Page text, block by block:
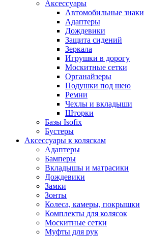
Аксессуары
Автомобильные знаки
Адаптеры
Дождевики
Защита сидений
Зеркала
Игрушки в дорогу
Москитные сетки
Органайзеры
Подушки под шею
Ремни
Чехлы и вкладыши
Шторки
Базы Isofix
Бустеры
Аксессуары к коляскам
Адаптеры
Бамперы
Вкладышы и матрасики
Дождевики
Замки
Зонты
Колеса, камеры, покрышки
Комплекты для колясок
Москитные сетки
Муфты для рук